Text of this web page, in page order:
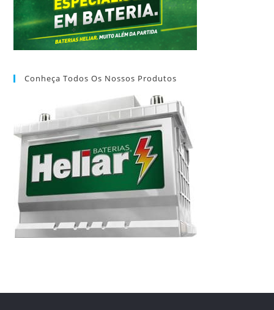
Conheça Todos Os Nossos Produtos